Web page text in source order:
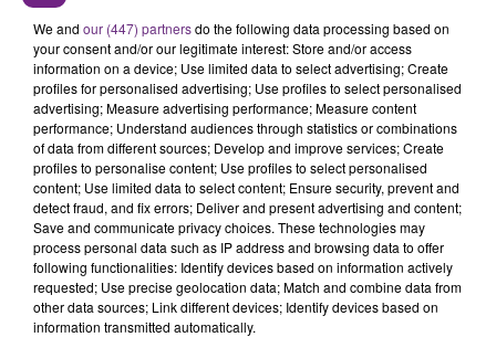
LE MAGASIN JOUÉCLUB DE REIMS FERME
SES PORTES
C'était l'une des institutions du centre-ville
rémois. Le magasin JouéClub est contraint de
fermer ses portes.
TITRES DIFFUSÉS
8h06
8h06 8h02
8h02
We and our (447) partnersdo the following data processing based on
your consent and/or our legitimate interest: Store and/or access
information on a device; Use limited data to select advertising; Create
profiles for personalised advertising; Use profiles to select personalised
advertising; Measure advertising performance; Measure content
performance; Understand audiences through statistics or combinations
of data from different sources; Develop and improve services; Create
profiles to personalise content; Use profiles to select personalised
content; Use limited data to select content; Ensure security, prevent and
detect fraud, and fix errors; Deliver and present advertising and content;
Save and communicate privacy choices. These technologies may
process personal data such as IP address and browsing data to offer
following functionalities: Identify devices based on information actively
requested; Use precise geolocation data; Match and combine data from
other data sources; Link different devices; Identify devices based on
information transmitted automatically.